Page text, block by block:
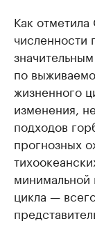
Как
численности
по
жизненного
изменения,
подходов
прогнозных
минимальной
цикла —